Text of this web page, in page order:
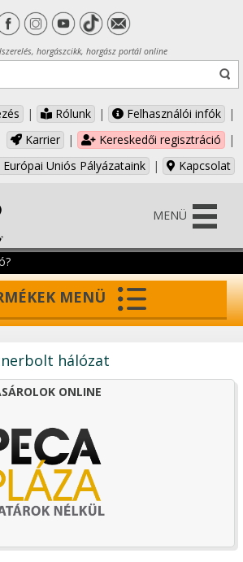
horgászcikk, horgász portál online
| Rólunk | Felhasználói infók
|
Karrier
| Kereskedői regisztráció
|
Európai Uniós Pályázataink
| Kapcsolat
MENÜ
MENÜ
hálózat
ONLINE